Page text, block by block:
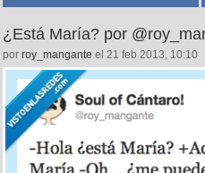
¿Está María? por
por roy_mangante el 21 feb 2013, 10:10